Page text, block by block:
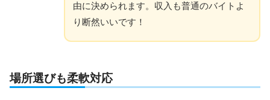
由に決められます。収入も普通のバイトよ
り断然いいです！
場所選びも柔軟対応